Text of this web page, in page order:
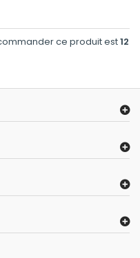
ce produit est12